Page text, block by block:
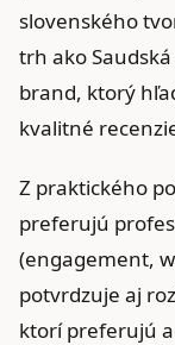
slovenského
trh ako
brand, ktorý
kvalitné
Z praktického
preferujú
(engagement,
potvrdzuje aj
ktorí preferujú